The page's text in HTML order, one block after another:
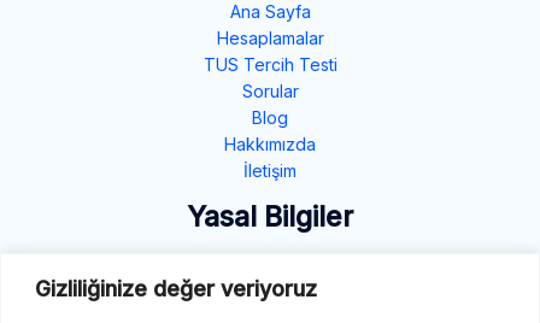
Gizliliğinize değer veriyoruz
Ana Sayfa
Hesaplamalar
TUS Tercih Testi
Sorular
Blog
Hakkımızda
İletişim
Yasal Bilgiler
Gizlilik Politikası
Çerez Politikası